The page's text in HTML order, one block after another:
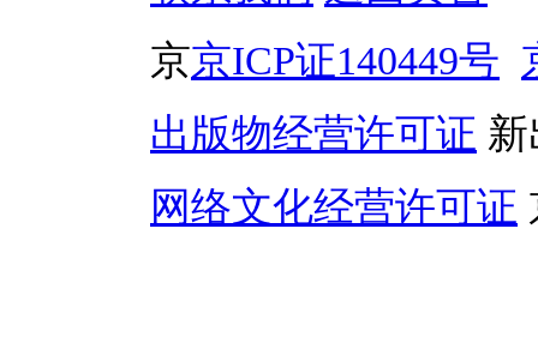
京京ICP证140449号
出版物经营许可证
网络文化经营许可证